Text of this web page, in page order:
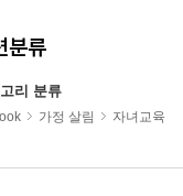
분류
리 분류
가정 살림 자녀교육